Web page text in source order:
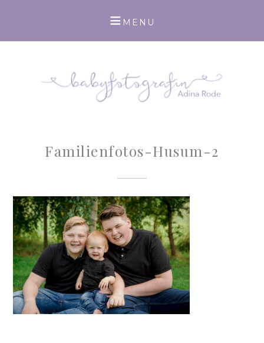
Familienfotos-Husum-2